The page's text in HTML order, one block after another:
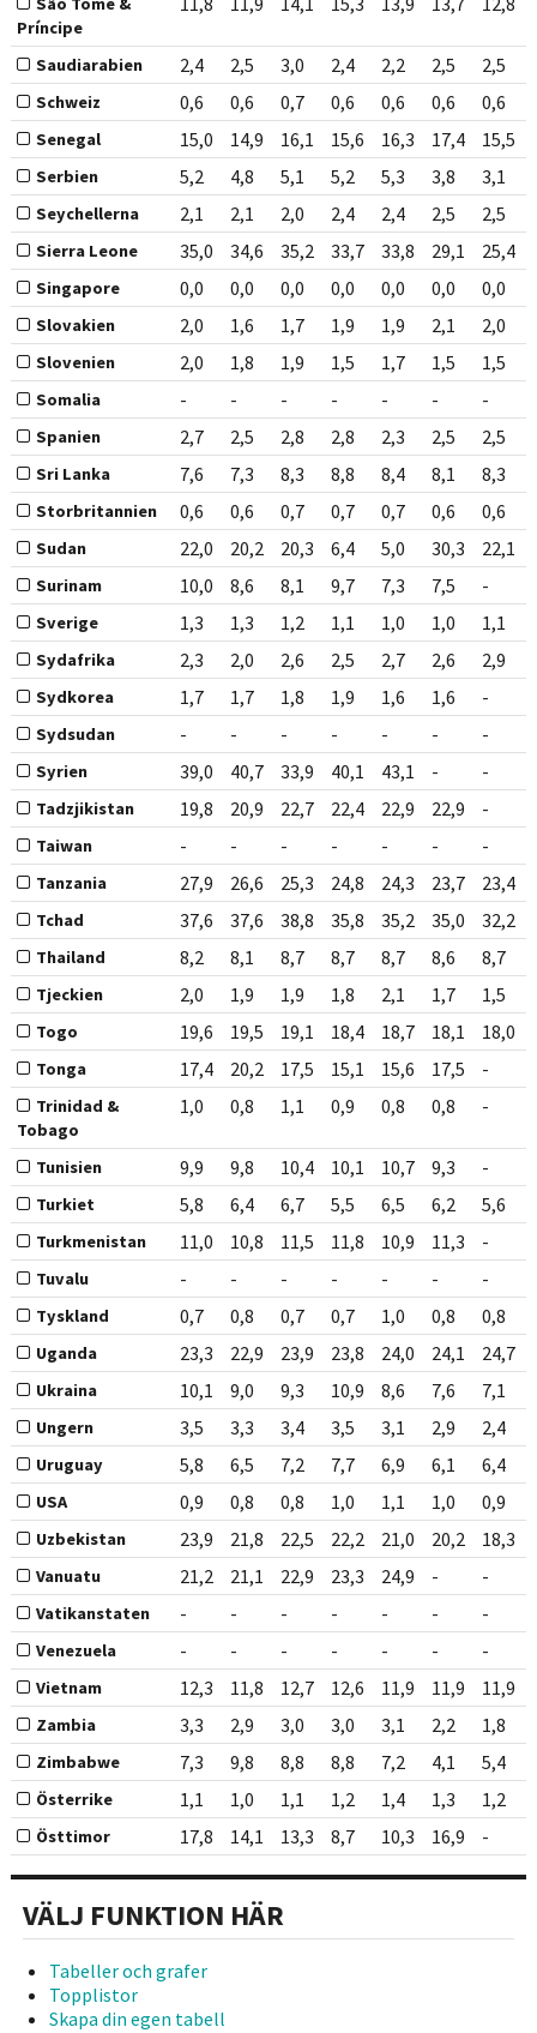
Príncipe
Saudiarabien 2,4 2,5 3,0 2,4 2,2 2,5 2,5
Schweiz 0,6 0,6 0,7 0,6 0,6 0,6 0,6
Senegal 15,0 14,9 16,1 15,6 16,3 17,4 15,5
Serbien 5,2 4,8 5,1 5,2 5,3 3,8 3,1
Seychellerna 2,1 2,1 2,0 2,4 2,4 2,5 2,5
Sierra Leone 35,0 34,6 35,2 33,7 33,8 29,1 25,4
Singapore 0,0 0,0 0,0 0,0 0,0 0,0 0,0
Slovakien 2,0 1,6 1,7 1,9 1,9 2,1 2,0
Slovenien 2,0 1,8 1,9 1,5 1,7 1,5 1,5
Somalia - - - - - - -
Spanien 2,7 2,5 2,8 2,8 2,3 2,5 2,5
Sri Lanka 7,6 7,3 8,3 8,8 8,4 8,1 8,3
Storbritannien 0,6 0,6 0,7 0,7 0,7 0,6 0,6
Sudan 22,0 20,2 20,3 6,4 5,0 30,3 22,1
Surinam 10,0 8,6 8,1 9,7 7,3 7,5 -
Sverige 1,3 1,3 1,2 1,1 1,0 1,0 1,1
Sydafrika 2,3 2,0 2,6 2,5 2,7 2,6 2,9
Sydkorea 1,7 1,7 1,8 1,9 1,6 1,6 -
Sydsudan - - - - - - -
Syrien 39,0 40,7 33,9 40,1 43,1 - -
Tadzjikistan 19,8 20,9 22,7 22,4 22,9 22,9 -
Taiwan - - - - - - -
Tanzania 27,9 26,6 25,3 24,8 24,3 23,7 23,4
Tchad 37,6 37,6 38,8 35,8 35,2 35,0 32,2
Thailand 8,2 8,1 8,7 8,7 8,7 8,6 8,7
Tjeckien 2,0 1,9 1,9 1,8 2,1 1,7 1,5
Togo 19,6 19,5 19,1 18,4 18,7 18,1 18,0
Tonga 17,4 20,2 17,5 15,1 15,6 17,5 -
Trinidad &
Tobago
1,0 0,8 1,1 0,9 0,8 0,8 -
Tunisien 9,9 9,8 10,4 10,1 10,7 9,3 -
Turkiet 5,8 6,4 6,7 5,5 6,5 6,2 5,6
Turkmenistan 11,0 10,8 11,5 11,8 10,9 11,3 -
Tuvalu - - - - - - -
Tyskland 0,7 0,8 0,7 0,7 1,0 0,8 0,8
Uganda 23,3 22,9 23,9 23,8 24,0 24,1 24,7
Ukraina 10,1 9,0 9,3 10,9 8,6 7,6 7,1
Ungern 3,5 3,3 3,4 3,5 3,1 2,9 2,4
Uruguay 5,8 6,5 7,2 7,7 6,9 6,1 6,4
USA 0,9 0,8 0,8 1,0 1,1 1,0 0,9
Uzbekistan 23,9 21,8 22,5 22,2 21,0 20,2 18,3
Vanuatu 21,2 21,1 22,9 23,3 24,9 - -
Vatikanstaten - - - - - - -
Venezuela - - - - - - -
Vietnam 12,3 11,8 12,7 12,6 11,9 11,9 11,9
Zambia 3,3 2,9 3,0 3,0 3,1 2,2 1,8
Zimbabwe 7,3 9,8 8,8 8,8 7,2 4,1 5,4
Österrike 1,1 1,0 1,1 1,2 1,4 1,3 1,2
Östtimor 17,8 14,1 13,3 8,7 10,3 16,9 -
VÄLJ FUNKTION HÄR
Tabeller och grafer
Topplistor
Skapa din egen tabell